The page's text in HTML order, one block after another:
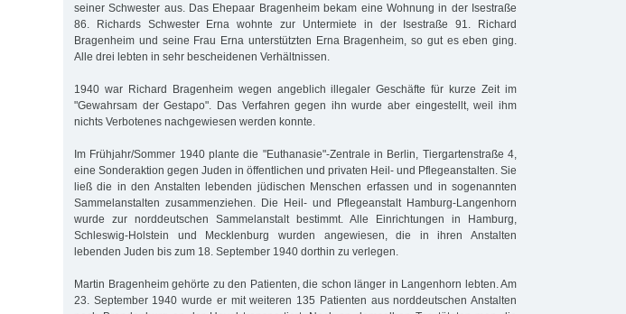
seiner Schwester aus. Das Ehepaar Bragenheim bekam eine Wohnung in der Isestraße
86. Richards Schwester Erna wohnte zur Untermiete in der Isestraße 91. Richard
Bragenheim und seine Frau Erna unterstützten Erna Bragenheim, so gut es eben ging.
Alle drei lebten in sehr bescheidenen Verhältnissen.
1940 war Richard Bragenheim wegen angeblich illegaler Geschäfte für kurze Zeit im
"Gewahrsam der Gestapo". Das Verfahren gegen ihn wurde aber eingestellt, weil ihm
nichts Verbotenes nachgewiesen werden konnte.
Im Frühjahr/Sommer 1940 plante die "Euthanasie"-Zentrale in Berlin, Tiergartenstraße 4,
eine Sonderaktion gegen Juden in öffentlichen und privaten Heil- und Pflegeanstalten. Sie
ließ die in den Anstalten lebenden jüdischen Menschen erfassen und in sogenannten
Sammelanstalten zusammenziehen. Die Heil- und Pflegeanstalt Hamburg-Langenhorn
wurde zur norddeutschen Sammelanstalt bestimmt. Alle Einrichtungen in Hamburg,
Schleswig-Holstein und Mecklenburg wurden angewiesen, die in ihren Anstalten
lebenden Juden bis zum 18. September 1940 dorthin zu verlegen.
Martin Bragenheim gehörte zu den Patienten, die schon länger in Langenhorn lebten. Am
23. September 1940 wurde er mit weiteren 135 Patienten aus norddeutschen Anstalten